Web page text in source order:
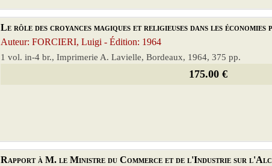
Le rôle des croyances magiques et religieuses dans les économies
Auteur: FORCIERI, Luigi - Édition: 1964
1 vol. in-4 br., Imprimerie A. Lavielle, Bordeaux, 1964, 375 pp.
175.00 €
Rapport à M. le Ministre du Commerce et de l'Industrie sur